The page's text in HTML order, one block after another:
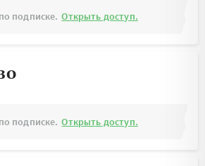
подписке. Открыть доступ.
подписке. Открыть доступ.